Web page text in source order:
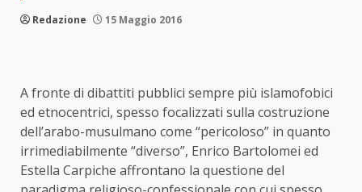
Redazione 15 Maggio 2016
A fronte di dibattiti pubblici sempre più islamofobici
ed etnocentrici, spesso focalizzati sulla costruzione
dell’arabo-musulmano come “pericoloso” in quanto
irrimediabilmente “diverso”, Enrico Bartolomei ed
Estella Carpiche affrontano la questione del